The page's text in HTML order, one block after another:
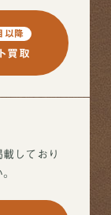
以降
買取
しており